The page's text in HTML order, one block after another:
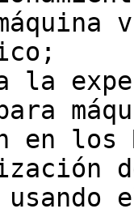
la
en los